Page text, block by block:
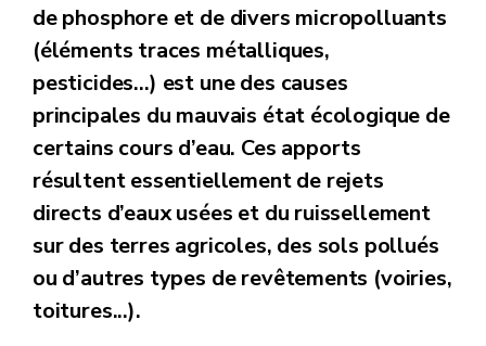
de phosphore et de divers micropolluants
(éléments traces métalliques,
pesticides…) est une des causes
principales du mauvais état écologique de
certains cours d’eau. Ces apports
résultent essentiellement de rejets
directs d’eaux usées et du ruissellement
sur des terres agricoles, des sols pollués
ou d’autres types de revêtements (voiries,
toitures...).